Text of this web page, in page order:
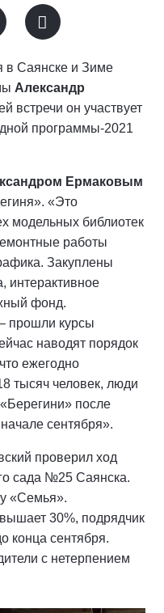
в Саянске и Зиме
Александр
встречи он участвует
программы-2021
Ермаковым
«Это
модельных библиотек
работы
Закуплены
интерактивное
фонд.
прошли курсы
наводят порядок
ежегодно
тысяч человек, люди
после
сентября».
проверил ход
сада №25 Саянска.
«Семья».
30%, подрядчик
конца сентября.
с нетерпением